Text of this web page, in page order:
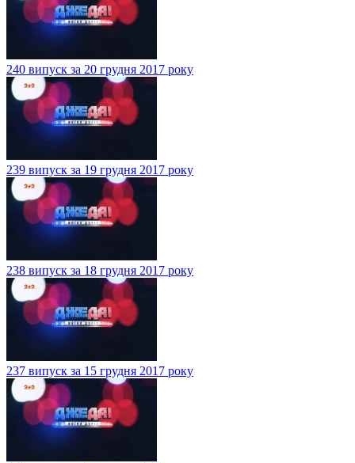
240 випуск за 20 грудня 2017 року
239 випуск за 19 грудня 2017 року
238 випуск за 18 грудня 2017 року
237 випуск за 15 грудня 2017 року